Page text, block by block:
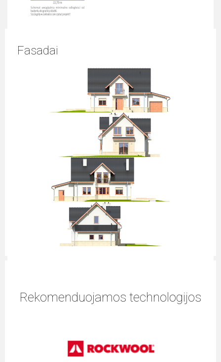
Fasadai
Rekomenduojamos technologijos